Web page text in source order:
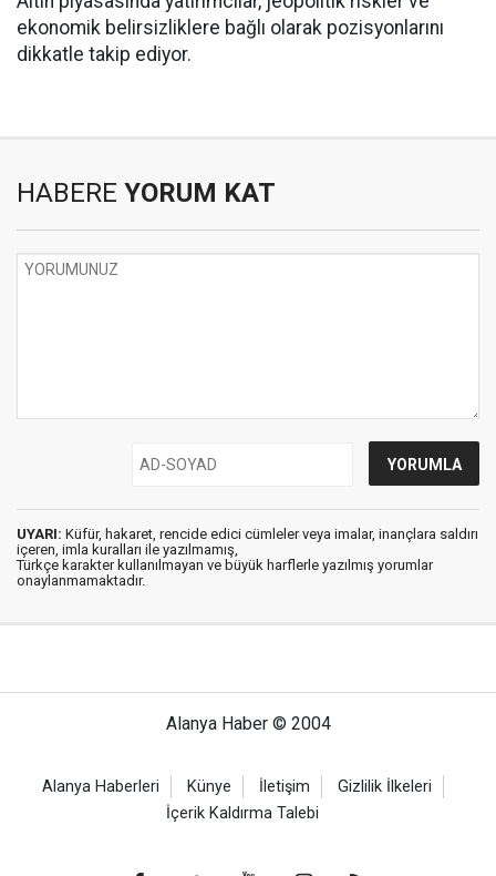
ekonomik belirsizliklere bağlı olarak pozisyonlarını
dikkatle takip ediyor.
HABERE YORUM KAT
UYARI: Küfür, hakaret, rencide edici cümleler veya imalar, inançlara saldırı
içeren, imla kuralları ile yazılmamış,
Türkçe karakter kullanılmayan ve büyük harflerle yazılmış yorumlar
onaylanmamaktadır.
Alanya Haber © 2004
Alanya Haberleri Künye İletişim
Gizlilik İlkeleri
İçerik Kaldırma Talebi